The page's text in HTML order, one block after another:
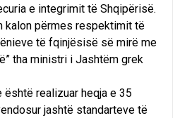
e integrimit të Shqipërisë.
kalon përmes respektimit të
të fqinjësisë së mirë me
tha ministri i Jashtëm grek
është realizuar heqja e 35
jashtë standarteve të